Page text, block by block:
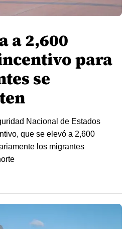
a 2,600
para
se
Nacional de Estados
que se elevó a 2,600
los migrantes